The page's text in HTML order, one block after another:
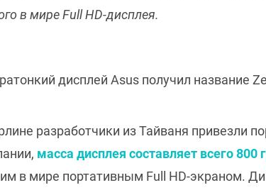
в мире Full HD-дисплея.
дисплей Asus получил название
разработчики из Тайваня привезли
масса дисплея составляет всего
в мире портативным Full HD-экраном.